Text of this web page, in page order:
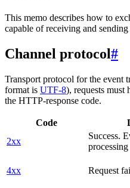
This memo describes how to
capable of receiving and sending
Channel protocol#
Transport protocol for the event
format is UTF-8), requests must
the HTTP-response code.
Code
2xx
Success.
processing
4xx Request